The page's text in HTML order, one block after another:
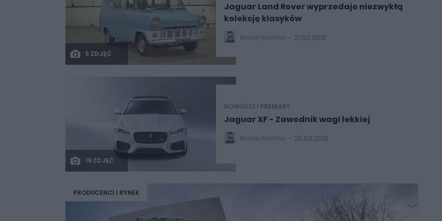
5 ZDJĘĆ
Jaguar Land Rover wyprzedaje niezwykłą
kolekcję klasyków
Maciej Kuchno 21.02.2018
19 ZDJĘĆ
NOWOŚCI I PREMIERY
Jaguar XF - Zawodnik wagi lekkiej
Maciej Kuchno 25.03.2015
PRODUCENCI I RYNEK